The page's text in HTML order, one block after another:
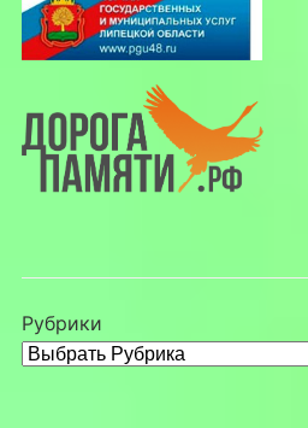
Рубрики